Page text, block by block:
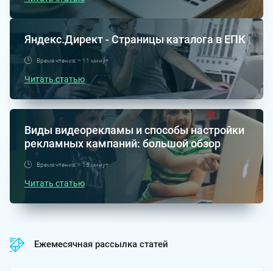
Яндекс.Директ - Страницы каталога в ЕПК
Время чтения: ≈ 11 минут
Читать статью
Виды видеорекламы и способы настройки
рекламных кампаний: большой обзор
Время чтения: ≈ 15 минут
Читать статью
Ежемесячная рассылка статей